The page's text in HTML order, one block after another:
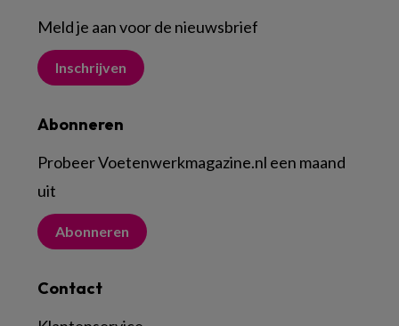
Meld je aan voor de nieuwsbrief
Inschrijven
Abonneren
Probeer Voetenwerkmagazine.nl een maand
uit
Abonneren
Contact